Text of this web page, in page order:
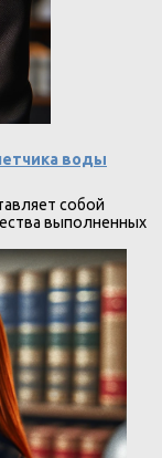
воды
собой
выполненных